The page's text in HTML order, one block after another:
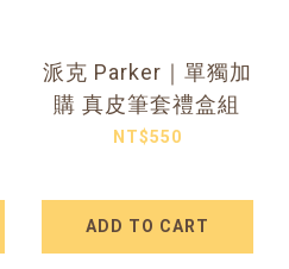
派克 Parker｜單獨加
購 真皮筆套禮盒組
NT$550
ADD TO CART